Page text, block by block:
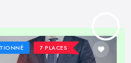
7 PLACES